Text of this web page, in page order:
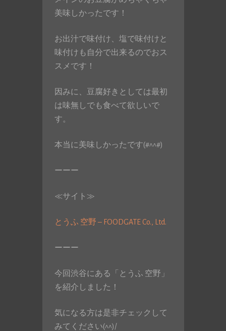
美味しかったです！
お出汁で味付け、塩で味付けと
味付けも自分で出来るのでおス
スメです！
因みに、豆腐好きとしては最初
は味無しでも食べて欲しいで
す。
本当に美味しかったです(#^^#)
ーーー
≪サイト≫
とうふ 空野 – FOODGATE Co., Ltd.
ーーー
今回渋谷にある「とうふ 空野」
を紹介しました！
気になる方は是非チェックして
みてください(^^)/